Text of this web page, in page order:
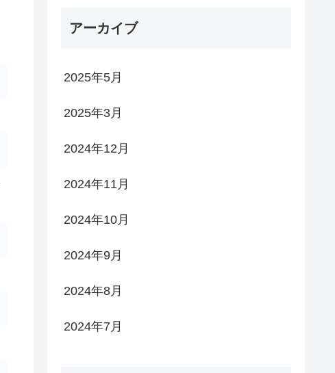
アーカイブ
2025年5月
2025年3月
2024年12月
2024年11月
2024年10月
2024年9月
2024年8月
2024年7月